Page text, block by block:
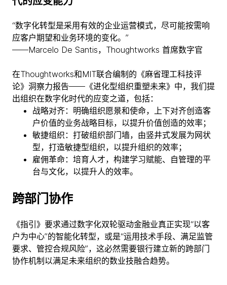
“数字化转型是采用有效的企业运营模式，尽可能按需响
应客户期望和业务环境的变化。”
——Marcelo De Santis，Thoughtworks 首席数字官
在Thoughtworks和MIT联合编制的《麻省理工科技评
论》洞察力报告——《进化型组织重塑未来》中，我们提
出组织在数字化时代的应变之道，包括：
战略对齐：明确组织愿景和使命，上下对齐创造客
户价值的业务战略目标，以提升价值创造的效率；
敏捷组织：打破组织部门墙，由竖井式发展为网状
型，打造敏捷型组织，以提升组织的效率；
雇佣革命：培育人才，构建学习赋能、自管理的平
台与文化，以提升人的效率。
跨部门协作
《指引》要求通过数字化双轮驱动金融业真正实现“以客
户为中心”的智能化转型，或是“运用技术手段、满足监管
要求、管控合规风险”，这必然需要银行建立新的跨部门
协作机制以满足未来组织的数业技融合趋势。